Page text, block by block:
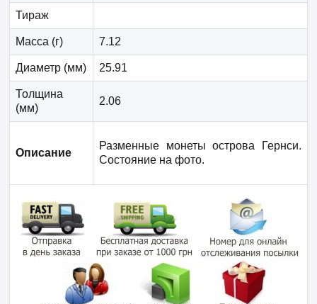
Тираж
Масса (г) 7.12
Диаметр (мм) 25.91
Толщина
(мм)
2.06
Описание
Разменные монетыострова Гернси.
Состояние на фото.